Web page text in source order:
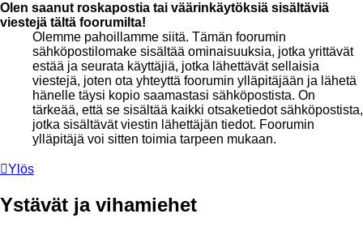
Olen saanut roskapostia tai väärinkäytöksiä sisältäviä
viestejä tältä foorumilta!
Olemme pahoillamme siitä. Tämän foorumin
sähköpostilomake sisältää ominaisuuksia, jotka yrittävät
estää ja seurata käyttäjiä, jotka lähettävät sellaisia
viestejä, joten ota yhteyttä foorumin ylläpitäjään ja lähetä
hänelle täysi kopio saamastasi sähköpostista. On
tärkeää, että se sisältää kaikki otsaketiedot sähköpostista,
jotka sisältävät viestin lähettäjän tiedot. Foorumin
ylläpitäjä voi sitten toimia tarpeen mukaan.
Ylös
Ystävät ja vihamiehet